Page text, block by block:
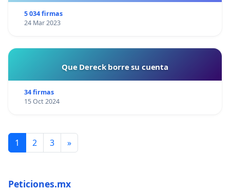
5 034 firmas
24 Mar 2023
Que Dereck borre su cuenta
34 firmas
15 Oct 2024
1 2 3 »
Peticiones.mx